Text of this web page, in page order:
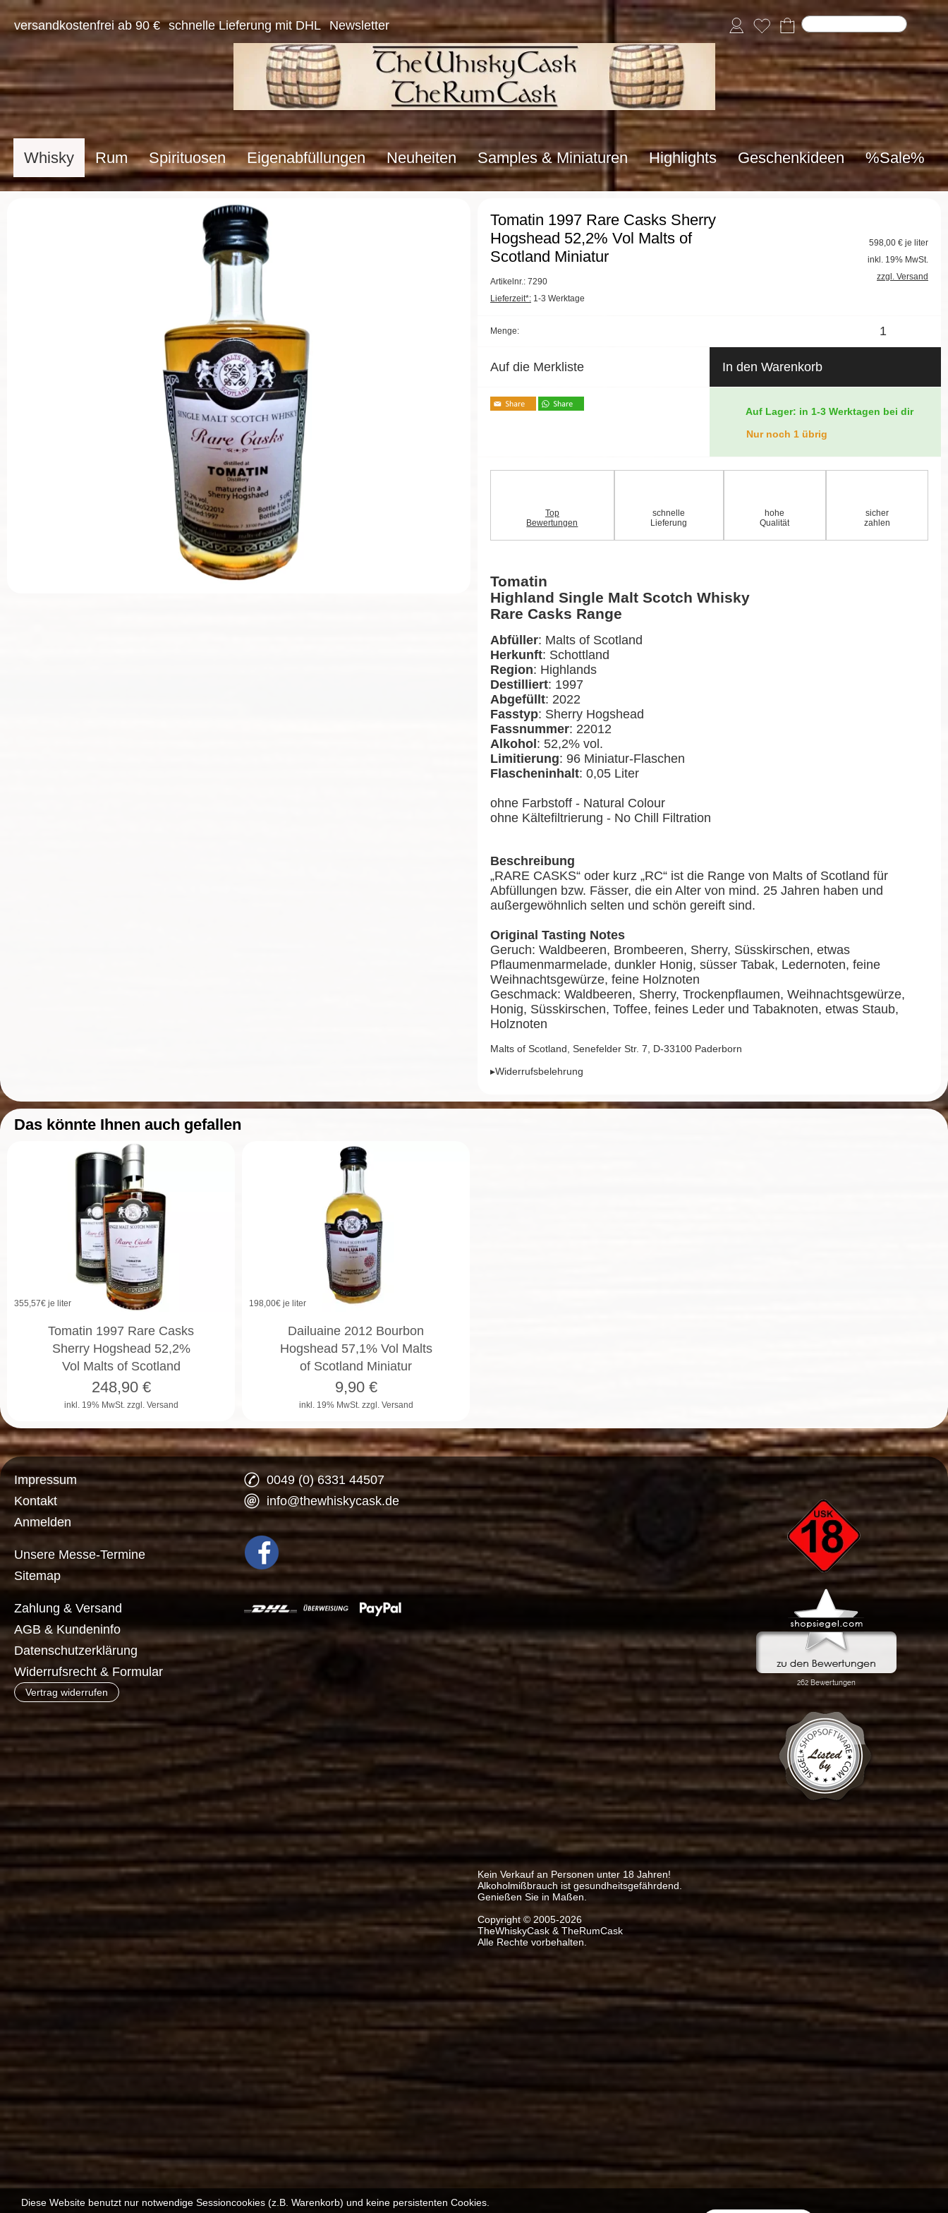
Diese Website benutzt nur notwendige Sessioncookies (z.B. Warenkorb) und keine persistenten Cookies.
versandkostenfrei ab 90 € schnelle Lieferung mit DHL Newsletter
Whisky Rum Spirituosen Eigenabfüllungen Neuheiten Samples & Miniaturen Highlights Geschenkideen %Sale%
Tomatin 1997 Rare Casks Sherry
Hogshead 52,2% Vol Malts of
Scotland Miniatur
Artikelnr.: 7290
Lieferzeit*: 1-3 Werktage
598,00 € je liter
inkl. 19% MwSt.
zzgl. Versand
Menge:
Auf die Merkliste In den Warenkorb
Auf Lager: in 1-3 Werktagen bei dir
Nur noch 1 übrig
Top
Bewertungen
schnelle
Lieferung
hohe
Qualität
sicher
zahlen
Tomatin
Highland Single Malt Scotch Whisky
Rare Casks Range
Abfüller: Malts of Scotland
Herkunft: Schottland
Region: Highlands
Destilliert: 1997
Abgefüllt: 2022
Fasstyp: Sherry Hogshead
Fassnummer: 22012
Alkohol: 52,2% vol.
Limitierung: 96 Miniatur-Flaschen
Flascheninhalt: 0,05 Liter
ohne Farbstoff - Natural Colour
ohne Kältefiltrierung - No Chill Filtration
Beschreibung
„RARE CASKS“ oder kurz „RC“ ist die Range von Malts of Scotland für
Abfüllungen bzw. Fässer, die ein Alter von mind. 25 Jahren haben und
außergewöhnlich selten und schön gereift sind.
Original Tasting Notes
Geruch: Waldbeeren, Brombeeren, Sherry, Süsskirschen, etwas
Pflaumenmarmelade, dunkler Honig, süsser Tabak, Ledernoten, feine
Weihnachtsgewürze, feine Holznoten
Geschmack: Waldbeeren, Sherry, Trockenpflaumen, Weihnachtsgewürze,
Honig, Süsskirschen, Toffee, feines Leder und Tabaknoten, etwas Staub,
Holznoten
Malts of Scotland, Senefelder Str. 7, D-33100 Paderborn
▸Widerrufsbelehrung
Das könnte Ihnen auch gefallen
355,57€ je liter
Tomatin 1997 Rare Casks
Sherry Hogshead 52,2%
Vol Malts of Scotland
inkl. 19% MwSt. zzgl. Versand
248,90€
198,00€ je liter
Dailuaine 2012 Bourbon
Hogshead 57,1% Vol Malts
of Scotland Miniatur
inkl. 19% MwSt. zzgl. Versand
9,90€
Impressum
Kontakt
Anmelden
Unsere Messe-Termine
Sitemap
Zahlung & Versand
AGB & Kundeninfo
Datenschutzerklärung
Widerrufsrecht & Formular
Vertrag widerrufen
0049 (0) 6331 44507
info@thewhiskycask.de
Kein Verkauf an Personen unter 18 Jahren!
Alkoholmißbrauch ist gesundheitsgefährdend.
Genießen Sie in Maßen.
Copyright © 2005-2026
TheWhiskyCask & TheRumCask
Alle Rechte vorbehalten.